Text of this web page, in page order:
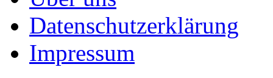
Datenschutzerklärung
Impressum